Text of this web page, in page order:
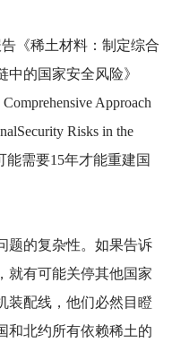
《稀土材料：制定综合
的国家安全风险》
Approach
Risks in the
能需要15年才能重建国
题的复杂性。如果告诉
就有可能关停其他国家
装配线，他们必然目瞪
和北约所有依赖稀土的